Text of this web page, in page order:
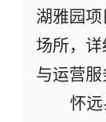
湖雅园
场所，
与运营服
怀远